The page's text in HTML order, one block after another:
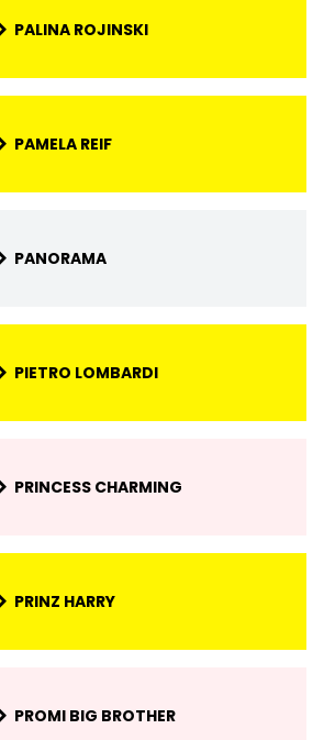
PALINA ROJINSKI
PAMELA REIF
PANORAMA
PIETRO LOMBARDI
PRINCESS CHARMING
PRINZ HARRY
PROMI BIG BROTHER